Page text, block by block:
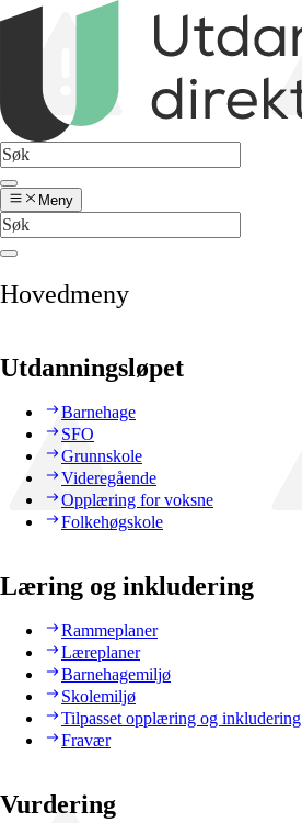
Meny
Hovedmeny
Utdanningsløpet
Barnehage
SFO
Grunnskole
Videregående
Opplæring for voksne
Folkehøgskole
Læring og inkludering
Rammeplaner
Læreplaner
Barnehagemiljø
Skolemiljø
Tilpasset opplæring og inkludering
Fravær
Vurdering